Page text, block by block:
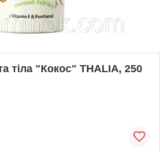
тіла "Кокос" THALIA, 250